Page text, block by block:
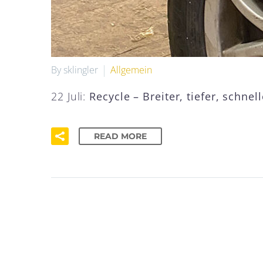
By sklingler Allgemein
22 Juli: Recycle – Breiter, tiefer,
READ MORE